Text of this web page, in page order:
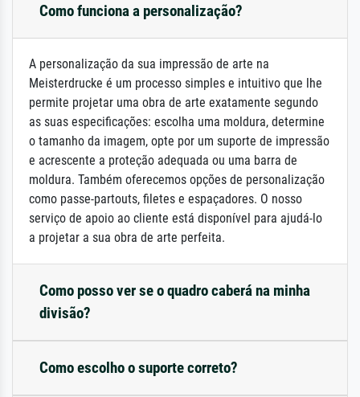
Como funciona a personalização?
A personalização da sua impressão de arte na
Meisterdrucke é um processo simples e intuitivo que lhe
permite projetar uma obra de arte exatamente segundo
as suas especificações: escolha uma moldura, determine
o tamanho da imagem, opte por um suporte de impressão
e acrescente a proteção adequada ou uma barra de
moldura. Também oferecemos opções de personalização
como passe-partouts, filetes e espaçadores. O nosso
serviço de apoio ao cliente está disponível para ajudá-lo
a projetar a sua obra de arte perfeita.
Como posso ver se o quadro caberá na minha
divisão?
Como escolho o suporte correto?